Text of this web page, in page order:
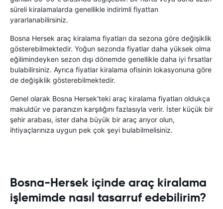
süreli kiralamalarda genellikle indirimli fiyattan
yararlanabilirsiniz.
Bosna Hersek araç kiralama fiyatları da sezona göre değişiklik
gösterebilmektedir. Yoğun sezonda fiyatlar daha yüksek olma
eğilimindeyken sezon dışı dönemde genellikle daha iyi fırsatlar
bulabilirsiniz. Ayrıca fiyatlar kiralama ofisinin lokasyonuna göre
de değişiklik gösterebilmektedir.
Genel olarak Bosna Hersek'teki araç kiralama fiyatları oldukça
makuldür ve paranızın karşılığını fazlasıyla verir. İster küçük bir
şehir arabası, ister daha büyük bir araç arıyor olun,
ihtiyaçlarınıza uygun pek çok şeyi bulabilmelisiniz.
Bosna-Hersek içinde araç kiralama
işlemimde nasıl tasarruf edebilirim?